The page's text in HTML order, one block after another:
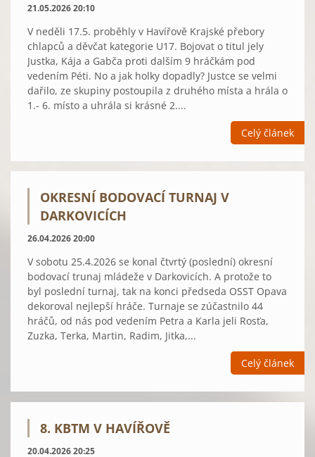
21.05.2026 20:10
V neděli 17.5. proběhly v Havířově Krajské přebory
chlapců a děvčat kategorie U17. Bojovat o titul jely
Justka, Kája a Gabča proti dalším 9 hráčkám pod
vedením Péti. No a jak holky dopadly? Justce se velmi
dařilo, ze skupiny postoupila z druhého místa a hrála o
1.- 6. místo a uhrála si krásné 2....
Celý článek
OKRESNÍ BODOVACÍ TURNAJ V
DARKOVICÍCH
26.04.2026 20:00
V sobotu 25.4.2026 se konal čtvrtý (poslední) okresní
bodovací trunaj mládeže v Darkovicích. A protože to
byl poslední turnaj, tak na konci předseda OSST Opava
dekoroval nejlepší hráče. Turnaje se zúčastnilo 44
hráčů, od nás pod vedením Petra a Karla jeli Rosťa,
Zuzka, Terka, Martin, Radim, Jitka,...
Celý článek
8. KBTM V HAVÍŘOVĚ
20.04.2026 20:25